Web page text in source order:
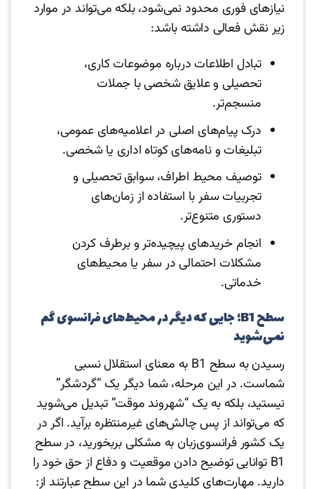
نیازهای فوری محدود نمی‌شود، بلکه می‌تواند در موارد
زیر نقش فعالی داشته باشد:
تبادل اطلاعات درباره موضوعات کاری،
تحصیلی و علایق شخصی با جملات
منسجم‌تر.
درک پیام‌های اصلی در اعلامیه‌های عمومی،
تبلیغات و نامه‌های کوتاه اداری یا شخصی.
توصیف محیط اطراف، سوابق تحصیلی و
تجربیات سفر با استفاده از زمان‌های
دستوری متنوع‌تر.
انجام خریدهای پیچیده‌تر و برطرف کردن
مشکلات احتمالی در سفر یا محیط‌های
خدماتی.
سطح B1؛ جایی که دیگر در محیط‌های فرانسوی گم
نمی‌شوید
رسیدن به سطح B1 به معنای استقلال نسبی
شماست. در این مرحله، شما دیگر یک “گردشگر”
نیستید، بلکه به یک “شهروند موقت” تبدیل می‌شوید
که می‌تواند از پس چالش‌های غیرمنتظره برآید. اگر در
یک کشور فرانسوی‌زبان به مشکلی بربخورید، در سطح
B1 توانایی توضیح دادن موقعیت و دفاع از حق خود را
دارید. مهارت‌های کلیدی شما در این سطح عبارتند از: